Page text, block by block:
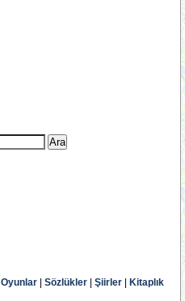
Oyunlar Sözlükler Şiirler Kitaplık